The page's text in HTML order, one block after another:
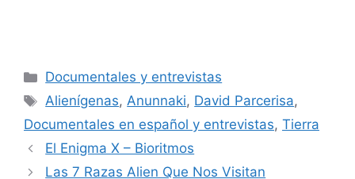
Categorías
Documentales y entrevistas
Etiquetas
Alienígenas,Anunnaki, David Parcerisa,
Documentales en español y entrevistas, Tierra
El Enigma X – Bioritmos
Las 7 Razas Alien Que Nos Visitan